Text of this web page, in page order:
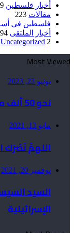
أخبار فلسطين
مقالات 223
فلسطين في
أخبار الملتقى 94
Uncategorized 2
Most Viewed
يونيو 23, 2023
نحو 50 ألف مصلٍّ أدوا صلاة الجمعة في الأقصى
مايو 13, 2021
اللهمَّ
نوفمبر 20, 2021
السيد
الإسرائيلية